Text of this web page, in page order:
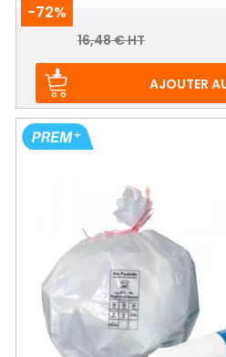
-72%
Prix
Prix
16,48 € HT
AJOUTER